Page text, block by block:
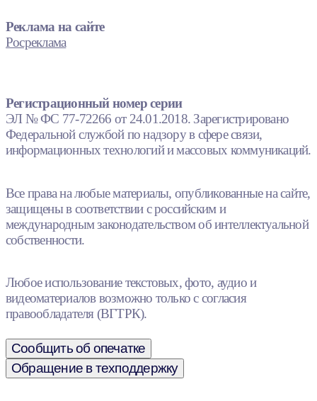
Реклама на сайте
Росреклама
Регистрационный номер серии
ЭЛ № ФС 77-72266 от 24.01.2018. Зарегистрировано
Федеральной службой по надзору в сфере связи,
информационных технологий и массовых коммуникаций.
Все права на любые материалы, опубликованные на сайте,
защищены в соответствии с российским и
международным законодательством об интеллектуальной
собственности.
Любое использование текстовых, фото, аудио и
видеоматериалов возможно только с согласия
правообладателя (ВГТРК).
Сообщить об опечатке
Обращение в техподдержку